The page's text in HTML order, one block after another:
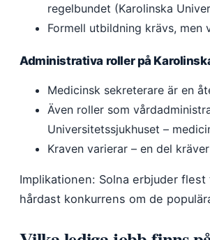
regelbundet (Karolinska
Formell utbildning krävs,
Administrativa roller på
Medicinsk sekreterare är en
Även roller som
Universitetssjukhuset –
Kraven varierar – en del
Implikationen: Solna erbjuder
hårdast konkurrens om de